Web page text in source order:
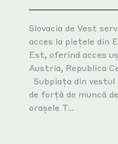
Slovacia de Vest
acces la piețele din
Est, oferind acces
Austria, Republica
Subpiața din vestul
de forță de muncă
orașele T...